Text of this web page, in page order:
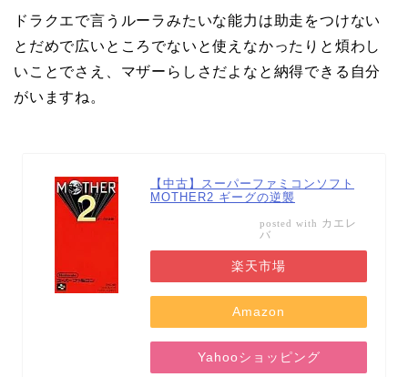
ドラクエで言うルーラみたいな能力は助走をつけない
とだめで広いところでないと使えなかったりと煩わし
いことでさえ、マザーらしさだよなと納得できる自分
がいますね。
【中古】スーパーファミコンソフト
MOTHER2 ギーグの逆襲
posted with カエレ
バ
楽天市場
Amazon
Yahooショッピング